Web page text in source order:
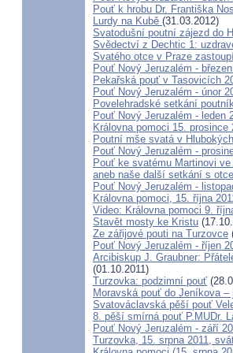
Pouť k hrobu Dr. Františka
Lurdy na Kubě (31.03.2012)
Svatodušní poutní zájezd do
Svědectví z Dechtic 1:
Svatého otce v Praze
Pouť Nový Jeruzalém -
Pekařská pouť v Tasovicích
Pouť Nový Jeruzalém - únor
Povelehradské setkání
Pouť Nový Jeruzalém - leden
Královna pomoci 15. prosince
Poutní mše svatá v
Pouť Nový Jeruzalém -
Pouť ke svatému Martinovi
aneb naše další setkání s
Pouť Nový Jeruzalém -
Královna pomoci, 15. října
Video: Královna pomoci 9.
Stavět mosty ke Kristu
Ze zářijové pouti na Turzovce
Pouť Nový Jeruzalém - říjen
Arcibiskup J. Graubner:
(01.10.2011)
Turzovka: podzimní pouť
Moravská pouť do Jeníkova
Svatováclavská pěší pouť
8. pěší smírná pouť P.MUDr.
Pouť Nový Jeruzalém - září
Turzovka, 15. srpna 2011,